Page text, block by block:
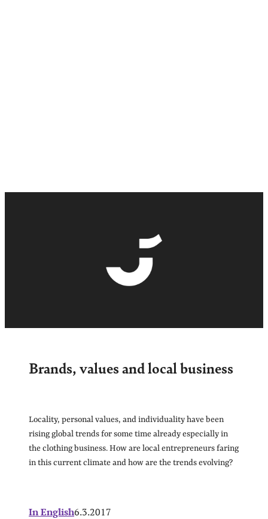
Brands, values and local business
Locality, personal values, and individuality have been
rising global trends for some time already especially in
the clothing business. How are local entrepreneurs faring
in this current climate and how are the trends evolving?
In English6.3.2017